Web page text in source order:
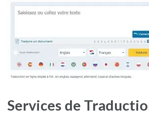
Services de